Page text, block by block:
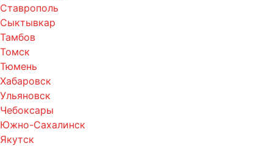
Ставрополь
Сыктывкар
Тамбов
Томск
Тюмень
Хабаровск
Ульяновск
Чебоксары
Южно-Сахалинск
Якутск